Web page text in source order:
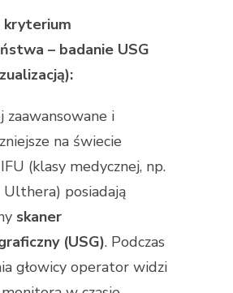
kryterium
– badanie USG
zaawansowane i
na świecie
(klasy medycznej, np.
posiadają
skaner
(USG). Podczas
głowicy operator widzi